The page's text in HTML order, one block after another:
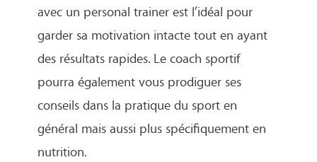
avec un personal trainer est l’idéal pour
garder sa motivation intacte tout en ayant
des résultats rapides. Le coach sportif
pourra également vous prodiguer ses
conseils dans la pratique du sport en
général mais aussi plus spécifiquement en
nutrition.